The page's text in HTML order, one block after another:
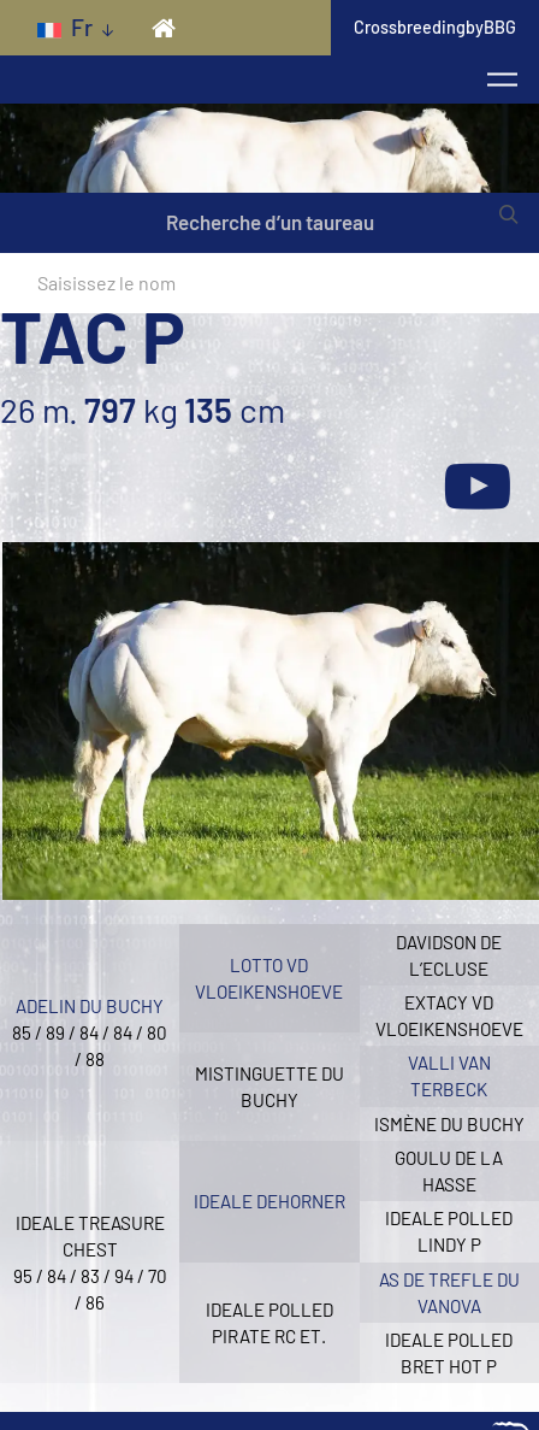
Skip to main content
Fr CrossbreedingbyBBG
Recherche d’un taureau
TAC P
26 m. 797 kg 135cm
ADELIN DU BUCHY
85 / 89 / 84 / 84 / 80
/ 88
LOTTO VD
VLOEIKENSHOEVE
MISTINGUETTE DU
BUCHY
DAVIDSON DE
L’ECLUSE
EXTACY VD
VLOEIKENSHOEVE
VALLI VAN
TERBECK
ISMÈNE DU BUCHY
IDEALE TREASURE
CHEST
95 / 84 / 83 / 94 / 70
/ 86
IDEALE DEHORNER
IDEALE POLLED
PIRATE RC ET.
GOULU DE LA
HASSE
IDEALE POLLED
LINDY P
AS DE TREFLE DU
VANOVA
IDEALE POLLED
BRET HOT P